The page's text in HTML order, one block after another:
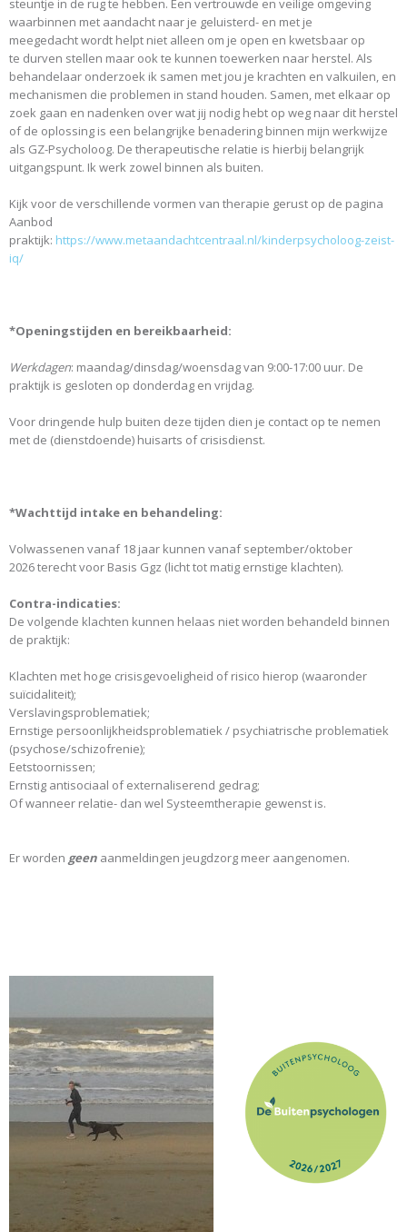
steuntje in de rug te hebben. Een vertrouwde en veilige omgeving
waarbinnen met aandacht naar je geluisterd- en met je
meegedacht wordt helpt niet alleen om je open en kwetsbaar op
te durven stellen maar ook te kunnen toewerken naar herstel. Als
behandelaar onderzoek ik samen met jou je krachten en valkuilen, en
mechanismen die problemen in stand houden. Samen, met elkaar op
zoek gaan en nadenken over wat jij nodig hebt op weg naar dit herstel
of de oplossing is een belangrijke benadering binnen mijn werkwijze
als GZ-Psycholoog. De therapeutische relatie is hierbij belangrijk
uitgangspunt. Ik werk zowel binnen als buiten.
Kijk voor de verschillende vormen van therapie gerust op de pagina
Aanbod
praktijk: https://www.metaandachtcentraal.nl/kinderpsycholoog-zeist-
iq/
*Openingstijden en bereikbaarheid:
Werkdagen: maandag/dinsdag/woensdag van 9:00-17:00 uur. De
praktijk is gesloten op donderdag en vrijdag.
Voor dringende hulp buiten deze tijden dien je contact op te nemen
met de (dienstdoende) huisarts of crisisdienst.
*Wachttijd intake en behandeling:
Volwassenen vanaf 18 jaar kunnen vanaf september/oktober
2026 terecht voor Basis Ggz (licht tot matig ernstige klachten).
Contra-indicaties:
De volgende klachten kunnen helaas niet worden behandeld binnen
de praktijk:
Klachten met hoge crisisgevoeligheid of risico hierop (waaronder
suïcidaliteit); ​
Verslavingsproblematiek;
Ernstige persoonlijkheidsproblematiek / psychiatrische problematiek
(psychose/schizofrenie);
Eetstoornissen;
Ernstig antisociaal of externaliserend gedrag;
Of wanneer relatie- dan wel Systeemtherapie gewenst is.
Er worden geen aanmeldingen jeugdzorg meer aangenomen.